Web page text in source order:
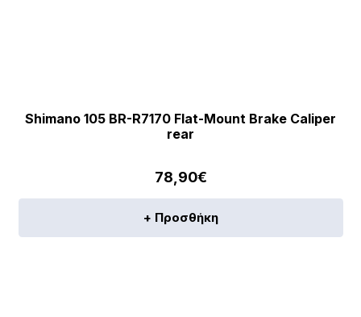
Shimano 105 BR-R7170 Flat-Mount Brake Caliper
rear
78,90€
+ Προσθήκη